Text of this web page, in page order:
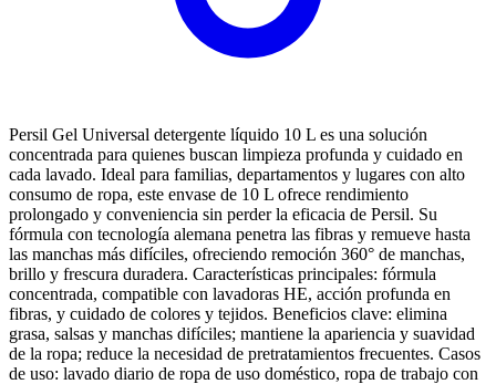
Persil Gel Universal detergente líquido 10 L es una solución
concentrada para quienes buscan limpieza profunda y cuidado en
cada lavado. Ideal para familias, departamentos y lugares con alto
consumo de ropa, este envase de 10 L ofrece rendimiento
prolongado y conveniencia sin perder la eficacia de Persil. Su
fórmula con tecnología alemana penetra las fibras y remueve hasta
las manchas más difíciles, ofreciendo remoción 360° de manchas,
brillo y frescura duradera. Características principales: fórmula
concentrada, compatible con lavadoras HE, acción profunda en
fibras, y cuidado de colores y tejidos. Beneficios clave: elimina
grasa, salsas y manchas difíciles; mantiene la apariencia y suavidad
de la ropa; reduce la necesidad de pretratamientos frecuentes. Casos
de uso: lavado diario de ropa de uso doméstico, ropa de trabajo con